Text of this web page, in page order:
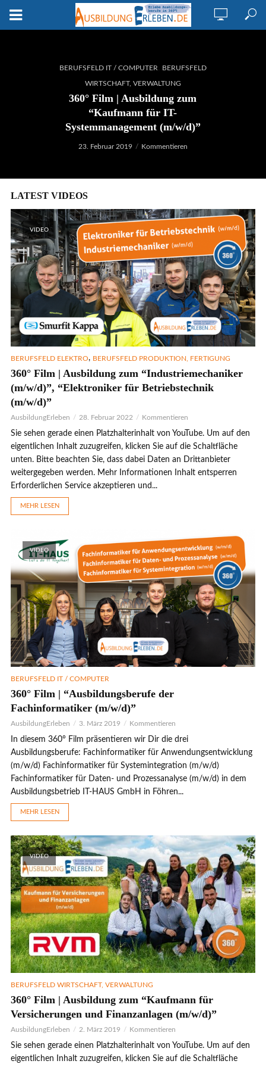
BERUFSFELD IT / COMPUTER BERUFSFELD
WIRTSCHAFT, VERWALTUNG
360° Film | Ausbildung zum
“Kaufmann für IT-
Systemmanagement (m/w/d)”
23. Februar 2019 Kommentieren
LATEST VIDEOS
VIDEO
BERUFSFELD ELEKTRO, BERUFSFELD PRODUKTION, FERTIGUNG
360° Film | Ausbildung zum “Industriemechaniker
(m/w/d)”, “Elektroniker für Betriebstechnik
(m/w/d)”
AusbildungErleben 28. Februar 2022 Kommentieren
Sie sehen gerade einen Platzhalterinhalt von YouTube. Um auf den
eigentlichen Inhalt zuzugreifen, klicken Sie auf die Schaltfläche
unten. Bitte beachten Sie, dass dabei Daten an Drittanbieter
weitergegeben werden. Mehr Informationen Inhalt entsperren
Erforderlichen Service akzeptieren und...
MEHR LESEN
VIDEO
BERUFSFELD IT / COMPUTER
360° Film | “Ausbildungsberufe der
Fachinformatiker (m/w/d)”
AusbildungErleben 3. März 2019 Kommentieren
In diesem 360° Film präsentieren wir Dir die drei
Ausbildungsberufe: Fachinformatiker für Anwendungsentwicklung
(m/w/d) Fachinformatiker für Systemintegration (m/w/d)
Fachinformatiker für Daten- und Prozessanalyse (m/w/d) in dem
Ausbildungsbetrieb IT-HAUS GmbH in Föhren...
MEHR LESEN
VIDEO
BERUFSFELD WIRTSCHAFT, VERWALTUNG
360° Film | Ausbildung zum “Kaufmann für
Versicherungen und Finanzanlagen (m/w/d)”
AusbildungErleben 2. März 2019 Kommentieren
Sie sehen gerade einen Platzhalterinhalt von YouTube. Um auf den
eigentlichen Inhalt zuzugreifen, klicken Sie auf die Schaltfläche